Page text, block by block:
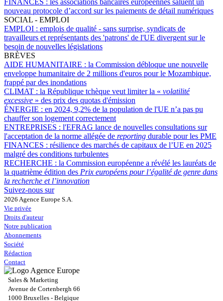
nouveau protocole d’accord sur les paiements de détail numériques
SOCIAL - EMPLOI
EMPLOI : emplois de qualité - sans surprise, syndicats de
travailleurs et représentants des 'patrons' de l'UE divergent sur le
besoin de nouvelles législations
BRÈVES
AIDE HUMANITAIRE : la Commission débloque une nouvelle
enveloppe humanitaire de 2 millions d'euros pour le Mozambique,
frappé par des inondations
CLIMAT : la République tchèque veut limiter la « volatilité
excessive » des prix des quotas d'émission
ÉNERGIE : en 2024, 9,2% de la population de l'UE n’a pas pu
chauffer son logement correctement
ENTREPRISES : l'EFRAG lance de nouvelles consultations sur
l'acceptation de la norme allégée de reporting durable pour les PME
FINANCES : résilience des marchés de capitaux de l’UE en 2025
malgré des conditions turbulentes
RECHERCHE : la Commission européenne a révélé les lauréats de
la quatrième édition des Prix européens pour l’égalité de genre dans
la recherche et l’innovation
Suivez-nous sur
2026 Agence Europe S.A.
Vie privée
Droits d'auteur
Notre publication
Abonnements
Société
Rédaction
Contact
Sales & Marketing
Avenue de Cortenbergh 66
1000 Bruxelles - Belgique